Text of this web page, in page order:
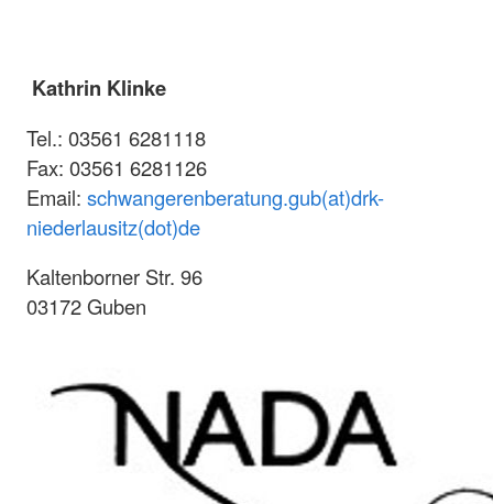
Kathrin Klinke
Tel.: 03561 6281118
Fax: 03561 6281126
Email: schwangerenberatung.gub(at)drk-
niederlausitz(dot)de
Kaltenborner Str. 96
03172 Guben